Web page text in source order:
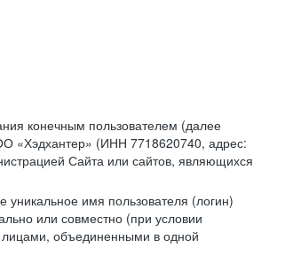
конечным пользователем (далее
«Хэдхантер» (ИНН 7718620740, адрес:
Сайта или сайтов, являющихся
имя пользователя (логин)
или совместно (при условии
лицами, объединенными в одной